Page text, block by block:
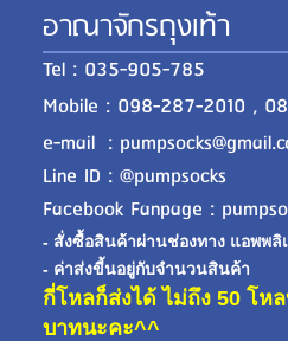
อาณาจักรถุงเท้า
Tel : 035-905-785
Mobile : 098-287-2010 ,
e-mail :
Line ID : @pumpsocks
Facebook Fanpage :
- สั่งซื้อสินค้าผ่านช่องทาง แอพพลิ
- ค่าส่งขี้นอยู่กับจำนวนสินค้า
กี่โหลก็ส่งได้ ไม่ถึง 50 โห
บาทนะคะ^^